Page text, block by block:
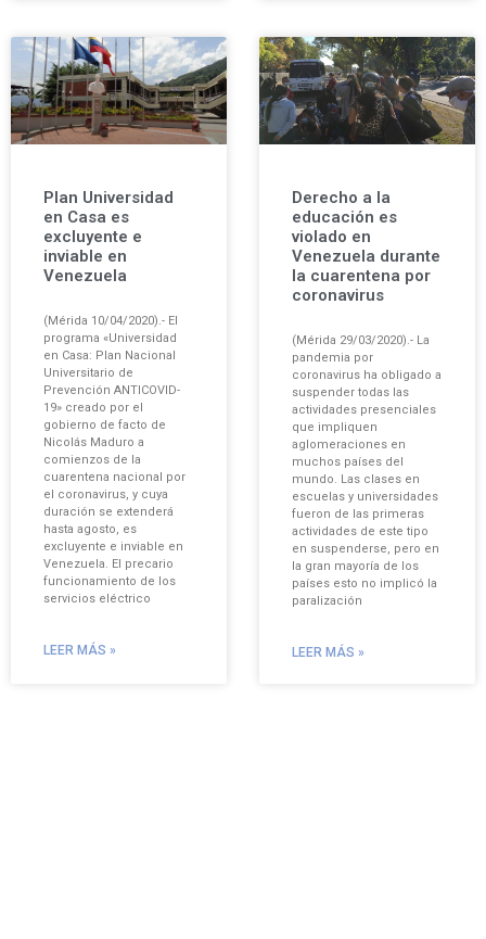
Plan Universidad
en Casa es
excluyente e
inviable en
Venezuela
(Mérida 10/04/2020).- El
programa «Universidad
en Casa: Plan Nacional
Universitario de
Prevención ANTICOVID-
19» creado por el
gobierno de facto de
Nicolás Maduro a
comienzos de la
cuarentena nacional por
el coronavirus, y cuya
duración se extenderá
hasta agosto, es
excluyente e inviable en
Venezuela. El precario
funcionamiento de los
servicios eléctrico
LEER MÁS »
Derecho a la
educación es
violado en
Venezuela durante
la cuarentena por
coronavirus
(Mérida 29/03/2020).- La
pandemia por
coronavirus ha obligado a
suspender todas las
actividades presenciales
que impliquen
aglomeraciones en
muchos países del
mundo. Las clases en
escuelas y universidades
fueron de las primeras
actividades de este tipo
en suspenderse, pero en
la gran mayoría de los
países esto no implicó la
paralización
LEER MÁS »